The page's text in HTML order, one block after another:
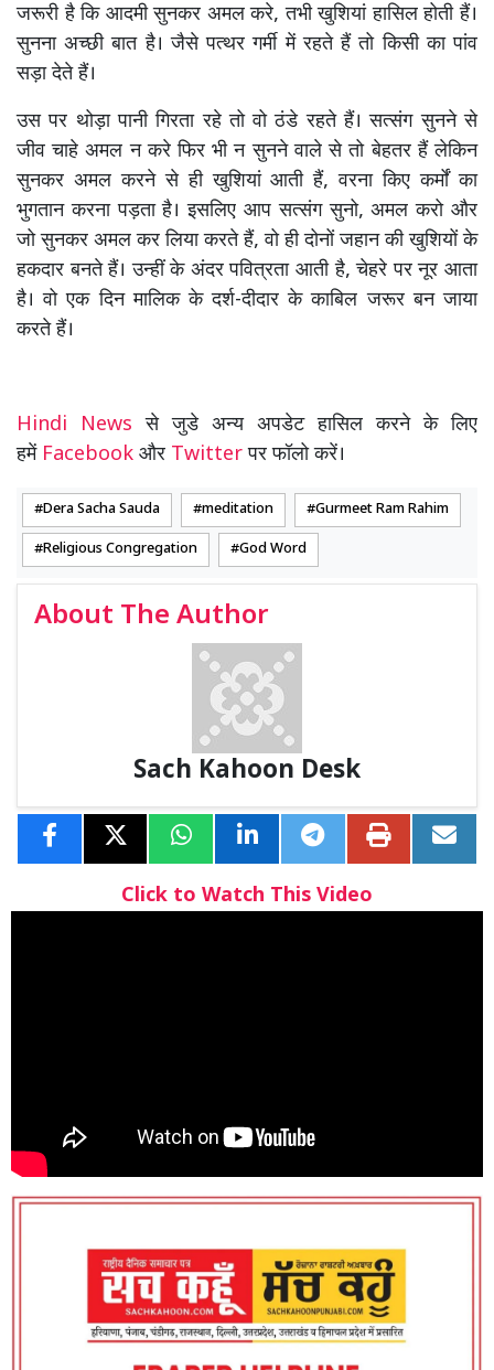
जरूरी है कि आदमी सुनकर अमल करे, तभी खुशियां हासिल होती हैं।
सुनना अच्छी बात है। जैसे पत्थर गर्मी में रहते हैं तो किसी का पांव
सड़ा देते हैं।
उस पर थोड़ा पानी गिरता रहे तो वो ठंडे रहते हैं। सत्संग सुनने से
जीव चाहे अमल न करे फिर भी न सुनने वाले से तो बेहतर हैं लेकिन
सुनकर अमल करने से ही खुशियां आती हैं, वरना किए कर्मों का
भुगतान करना पड़ता है। इसलिए आप सत्संग सुनो, अमल करो और
जो सुनकर अमल कर लिया करते हैं, वो ही दोनों जहान की खुशियों के
हकदार बनते हैं। उन्हीं के अंदर पवित्रता आती है, चेहरे पर नूर आता
है। वो एक दिन मालिक के दर्श-दीदार के काबिल जरूर बन जाया
करते हैं।
Hindi Newsसे जुडे अन्य अपडेट हासिल करने के लिए
हमें Facebook और Twitterपर फॉलो करें।
Dera Sacha Sauda meditation Gurmeet Ram Rahim
Religious Congregation God Word
About The Author
Sach Kahoon Desk
Click to Watch This Video